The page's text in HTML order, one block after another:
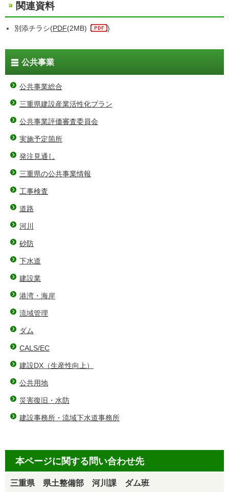
関連資料
別添チラシ(PDF(2MB) )
公共事業
公共事業総合
三重県建設産業活性化プラン
公共事業評価審査委員会
実施予定箇所
発注見通し
三重県の公共事業情報
工事検査
道路
河川
砂防
下水道
建設業
港湾・海岸
流域管理
ダム
CALS/EC
建設DX（⽣産性向上）
公共用地
災害復旧・水防
建設事務所・流域下水道事務所
本ページに関する問い合わせ先
三重県 県土整備部 河川課 ダム班